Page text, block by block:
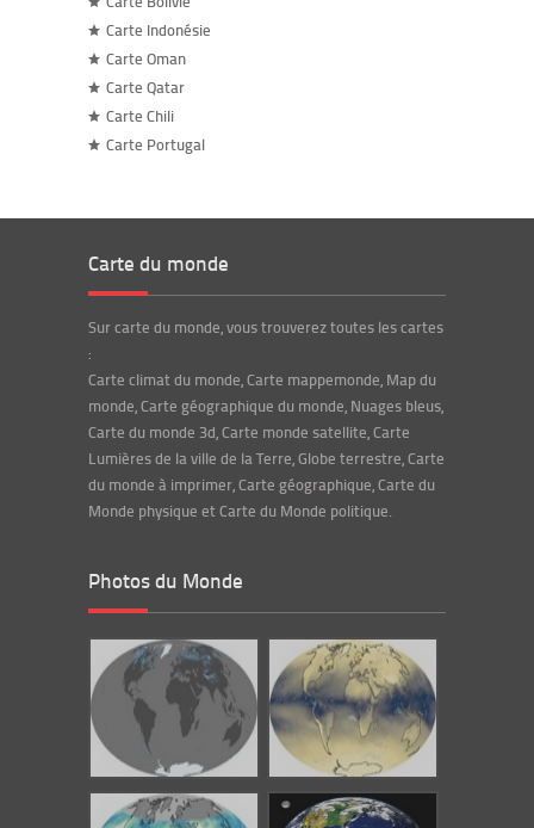
Carte Indonésie
Carte Oman
Carte Qatar
Carte Chili
Carte Portugal
Carte du monde
Sur carte du monde, vous trouverez toutes les cartes
:
Carte climat du monde, Carte mappemonde, Map du
monde, Carte géographique du monde, Nuages bleus,
Carte du monde 3d, Carte monde satellite, Carte
Lumières de la ville de la Terre, Globe terrestre, Carte
du monde à imprimer, Carte géographique, Carte du
Monde physique et Carte du Monde politique.
Photos du Monde